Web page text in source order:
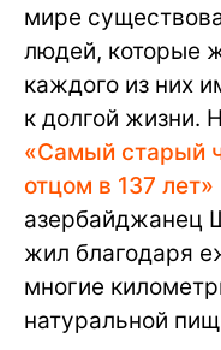
мире
людей, которые
каждого из них
к долгой жизни.
«Самый старый
отцом в 137 лет»
азербайджанец
жил благодаря
многие
натуральной